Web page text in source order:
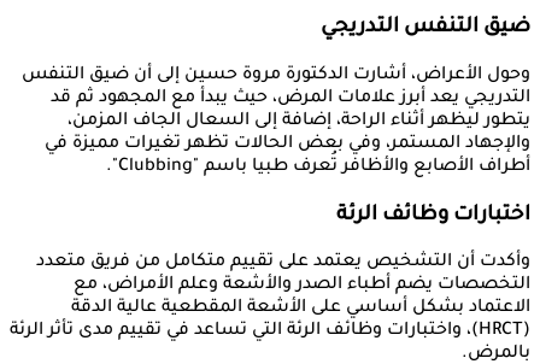
ضيق التنفس التدريجي
وحول الأعراض، أشارت الدكتورة مروة حسين إلى أن ضيق التنفس
التدريجي يعد أبرز علامات المرض، حيث يبدأ مع المجهود ثم قد
يتطور ليظهر أثناء الراحة، إضافة إلى السعال الجاف المزمن،
والإجهاد المستمر، وفي بعض الحالات تظهر تغيرات مميزة في
أطراف الأصابع والأظافر تُعرف طبيا باسم "Clubbing".
اختبارات وظائف الرئة
وأكدت أن التشخيص يعتمد على تقييم متكامل من فريق متعدد
التخصصات يضم أطباء الصدر والأشعة وعلم الأمراض، مع
الاعتماد بشكل أساسي على الأشعة المقطعية عالية الدقة
(HRCT)، واختبارات وظائف الرئة التي تساعد في تقييم مدى تأثر الرئة
بالمرض.